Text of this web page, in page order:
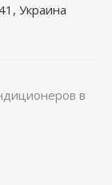
Украина
в